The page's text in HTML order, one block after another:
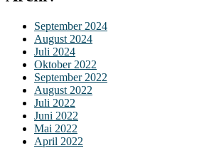
September 2024
August 2024
Juli 2024
Oktober 2022
September 2022
August 2022
Juli 2022
Juni 2022
Mai 2022
April 2022